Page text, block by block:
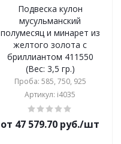
Подвеска кулон
мусульманский
полумесяц и минарет из
желтого золота с
бриллиантом 411550
(Вес: 3,5 гр.)
Проба: 585, 750, 925
Артикул: i4035
от 47 579.70 руб./шт